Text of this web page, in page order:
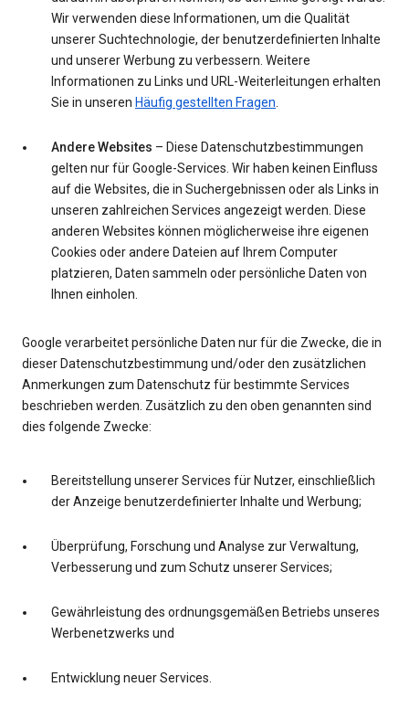
Wir verwenden diese Informationen, um die Qualität
unserer Suchtechnologie, der benutzerdefinierten Inhalte
und unserer Werbung zu verbessern. Weitere
Informationen zu Links und URL-Weiterleitungen erhalten
Sie in unseren Häufig gestellten Fragen
Andere Websites – Diese Datenschutzbestimmungen
gelten nur für Google-Services. Wir haben keinen Einfluss
auf die Websites, die in Suchergebnissen oder als Links in
unseren zahlreichen Services angezeigt werden. Diese
anderen Websites können möglicherweise ihre eigenen
Cookies oder andere Dateien auf Ihrem Computer
platzieren, Daten sammeln oder persönliche Daten von
Ihnen einholen.
Google verarbeitet persönliche Daten nur für die Zwecke, die in
dieser Datenschutzbestimmung und/oder den zusätzlichen
Anmerkungen zum Datenschutz für bestimmte Services
beschrieben werden. Zusätzlich zu den oben genannten sind
dies folgende Zwecke:
Bereitstellung unserer Services für Nutzer, einschließlich
der Anzeige benutzerdefinierter Inhalte und Werbung;
Überprüfung, Forschung und Analyse zur Verwaltung,
Verbesserung und zum Schutz unserer Services;
Gewährleistung des ordnungsgemäßen Betriebs unseres
Werbenetzwerks und
Entwicklung neuer Services.